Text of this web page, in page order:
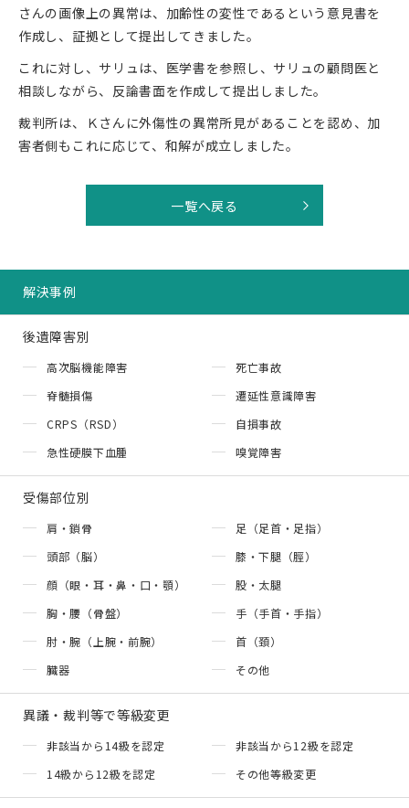
さんの画像上の異常は、加齢性の変性であるという意見書を
作成し、証拠として提出してきました。
これに対し、サリュは、医学書を参照し、サリュの顧問医と
相談しながら、反論書面を作成して提出しました。
裁判所は、Ｋさんに外傷性の異常所見があることを認め、加
害者側もこれに応じて、和解が成立しました。
一覧へ戻る
解決事例
後遺障害別
高次脳機能障害
死亡事故
脊髄損傷
遷延性意識障害
CRPS（RSD）
自損事故
急性硬膜下血腫
嗅覚障害
受傷部位別
肩・鎖骨
足（足首・足指）
頭部（脳）
膝・下腿（脛）
顔（眼・耳・鼻・口・顎）
股・太腿
胸・腰（骨盤）
手（手首・手指）
肘・腕（上腕・前腕）
首（頚）
臓器
その他
異議・裁判等で等級変更
非該当から14級を認定
非該当から12級を認定
14級から12級を認定
その他等級変更